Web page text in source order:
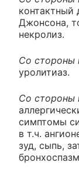
контактный
Джонсона,
некролиз.
Со стороны
уролитиаз.
Со стороны
симптомы
в т.ч.
зуд, сыпь,